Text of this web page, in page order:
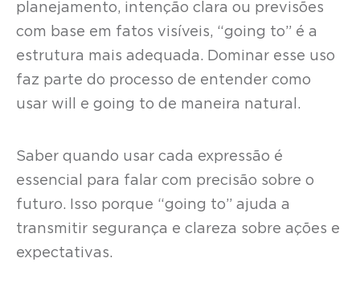
planejamento, intenção clara ou previsões
com base em fatos visíveis, “going to” é a
estrutura mais adequada. Dominar esse uso
faz parte do processo de entender como
usar will e going to de maneira natural.
Saber quando usar cada expressão é
essencial para falar com precisão sobre o
futuro. Isso porque “going to” ajuda a
transmitir segurança e clareza sobre ações e
expectativas.